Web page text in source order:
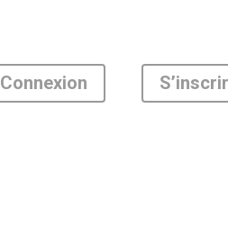
Connexion